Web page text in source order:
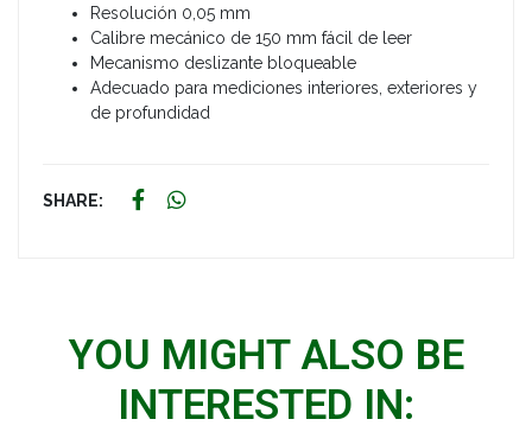
Resolución 0,05 mm
Calibre mecánico de 150 mm fácil de leer
Mecanismo deslizante bloqueable
Adecuado para mediciones interiores, exteriores y
de profundidad
SHARE:
YOU MIGHT ALSO BE
INTERESTED IN: